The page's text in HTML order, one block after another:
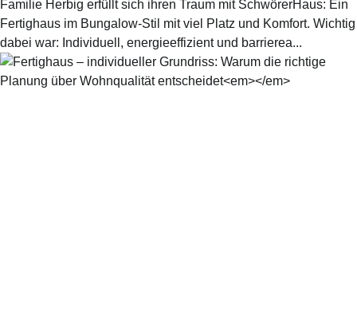
Familie Herbig erfüllt sich ihren Traum mit SchwörerHaus: Ein
Fertighaus im Bungalow-Stil mit viel Platz und Komfort. Wichtig
dabei war: Individuell, energieeffizient und barrierea...